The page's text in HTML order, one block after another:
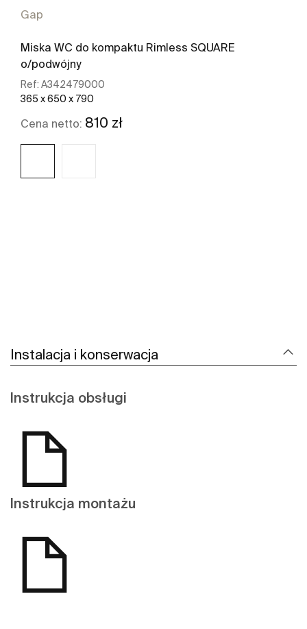
Gap
Miska WC do kompaktu Rimless SQUARE
o/podwójny
Ref: A342479000
365 x 650 x 790
Cena netto: 810 zł
Instalacja i konserwacja
Instrukcja obsługi
Instrukcja montażu